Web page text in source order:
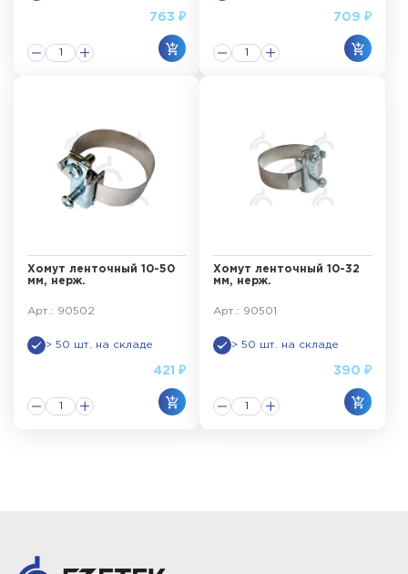
763 ₽ 709 ₽
Хомут ленточный 10-50
мм, нерж.
Арт.: 90502
> 50 шт. на складе
421 ₽
Хомут ленточный 10-32
мм, нерж.
Арт.: 90501
> 50 шт. на складе
390 ₽